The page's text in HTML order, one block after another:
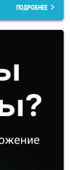
ПОДРОБНЕЕ